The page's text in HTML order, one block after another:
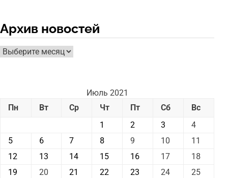
Архив новостей
Архив
новостей
Июль 2021
Пн
Вт Ср Чт Пт Сб
Вс
1
2 3
4
5
6 7 8 9 10
11
12
13 14 15 16 17
18
19
20 21 22 23 24
25